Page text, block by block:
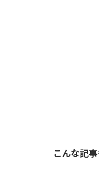
こんな記